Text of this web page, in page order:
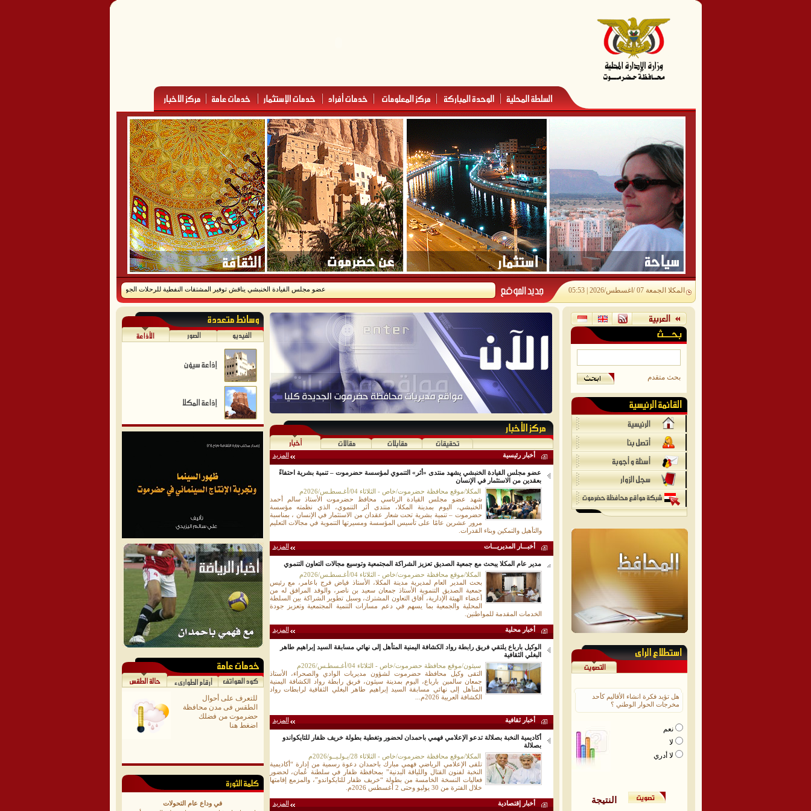
عضو مجلس القيادة الخنبشي يناقش توفير المشتقات النفطية للرحلات الجوية للمنظمات الدولية المكلا الجمعة 07 /اغسطس/2026 | 05:53
للتعرف على أحوال
الطقس فى مدن محافظة
حضرموت من فضلك
اضغط هنا
في وداع عام التحولات
أخبار رئيسية المزيد
عضو مجلس القيادة الخنبشي يشهد منتدى «أثر» التنموي لمؤسسة حضرموت – تنمية بشرية احتفاءً
بعقدين من الاستثمار في الإنسان
المكلا/موقع محافظة حضرموت/خاص - الثلاثاء 04/أغـسطـس/2026م
شهد عضو مجلس القيادة الرئاسي محافظ حضرموت الأستاذ سالم أحمد
الخنبشي، اليوم بمدينة المكلا، منتدى أثر التنموي، الذي نظمته مؤسسة
حضرموت – تنمية بشرية تحت شعار عقدان من الاستثمار في الإنسان ، بمناسبة
مرور عشرين عامًا على تأسيس المؤسسة ومسيرتها التنموية في مجالات التعليم
والتأهيل والتمكين وبناء القدرات.
أخبـــار المديريـــات المزيد
مدير عام المكلا يبحث مع جمعية الصديق تعزيز الشراكة المجتمعية وتوسيع مجالات التعاون التنموي
المكلا/موقع محافظة حضرموت/خاص - الثلاثاء 04/أغـسطـس/2026م
بحث المدير العام لمديرية مدينة المكلا، الأستاذ فياض فرج باعامر، مع رئيس
جمعية الصديق التنموية الأستاذ جمعان سعيد بن ناصر، والوفد المرافق له من
أعضاء الهيئة الإدارية، آفاق التعاون المشترك، وسبل تطوير الشراكة بين السلطة
المحلية والجمعية بما يسهم في دعم مسارات التنمية المجتمعية وتعزيز جودة
الخدمات المقدمة للمواطنين.
أخبار محلية المزيد
الوكيل بارباع يلتقي فريق رابطة رواد الكشافة اليمنية المتأهل إلى نهائي مسابقة السيد إبراهيم طاهر
البغلي الثقافية
سيئون/موقع محافظة حضرموت/خاص - الثلاثاء 04/أغـسطـس/2026م
التقى وكيل محافظة حضرموت لشؤون مديريات الوادي والصحراء، الأستاذ
جمعان سالمين بارباع، اليوم بمدينة سيئون، فريق رابطة رواد الكشافة اليمنية
المتأهل إلى نهائي مسابقة السيد إبراهيم طاهر البغلي الثقافية لرابطات رواد
الكشافة العربية 2026م...
أخبار ثقافية المزيد
أكاديمية النخبة بصلالة تدعو الإعلامي فهمي باحمدان لحضور وتغطية بطولة خريف ظفار للتايكواندو
بصلالة
المكلا/موقع محافظة حضرموت/خاص - الثلاثاء 28/يـولـيــو/2026م
تلقى الإعلامي الرياضي فهمي مبارك باحمدان دعوة رسمية من إدارة “أكاديمية
النخبة لفنون القتال واللياقة البدنية” بمحافظة ظفار في سلطنة عُمان، لحضور
فعاليات النسخة الخامسة من بطولة “خريف ظفار للتايكواندو”، والمزمع إقامتها
خلال الفترة من 30 يوليو وحتى 2 أغسطس 2026م.
أخبار إقتصادية المزيد
بحث متقدم
هل تؤيد فكرة انشاء الأقاليم كأحد
مخرجات الحوار الوطني ؟
نعم
لا
لا أدري
النتيجة